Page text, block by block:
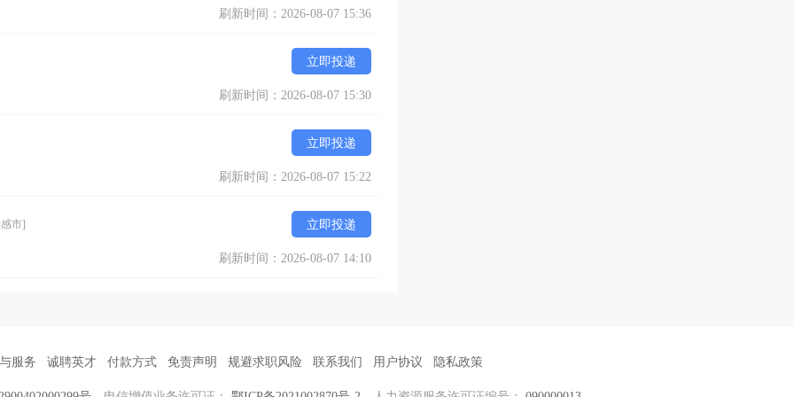
刷新时间：2026-08-07 15:36
立即投递
刷新时间：2026-08-07 15:30
立即投递
刷新时间：2026-08-07 15:22
市] 立即投递
刷新时间：2026-08-07 14:10
服务 诚聘英才 付款方式 免责声明 规避求职风险 联系我们 用户协议 隐私政策